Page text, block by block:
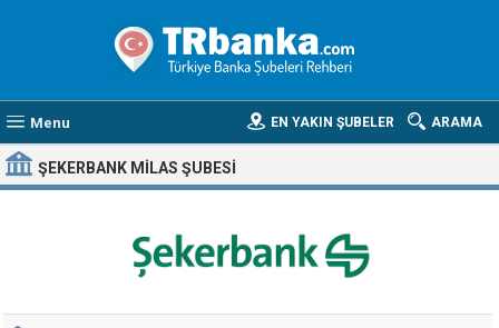
Menu ARAMA
EN YAKIN ŞUBELER
ŞEKERBANK MILAS ŞUBESI